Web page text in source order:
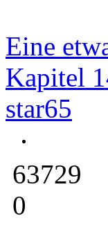
Eine
Kapitel
star65
63729
0